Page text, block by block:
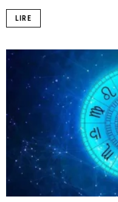
LIRE